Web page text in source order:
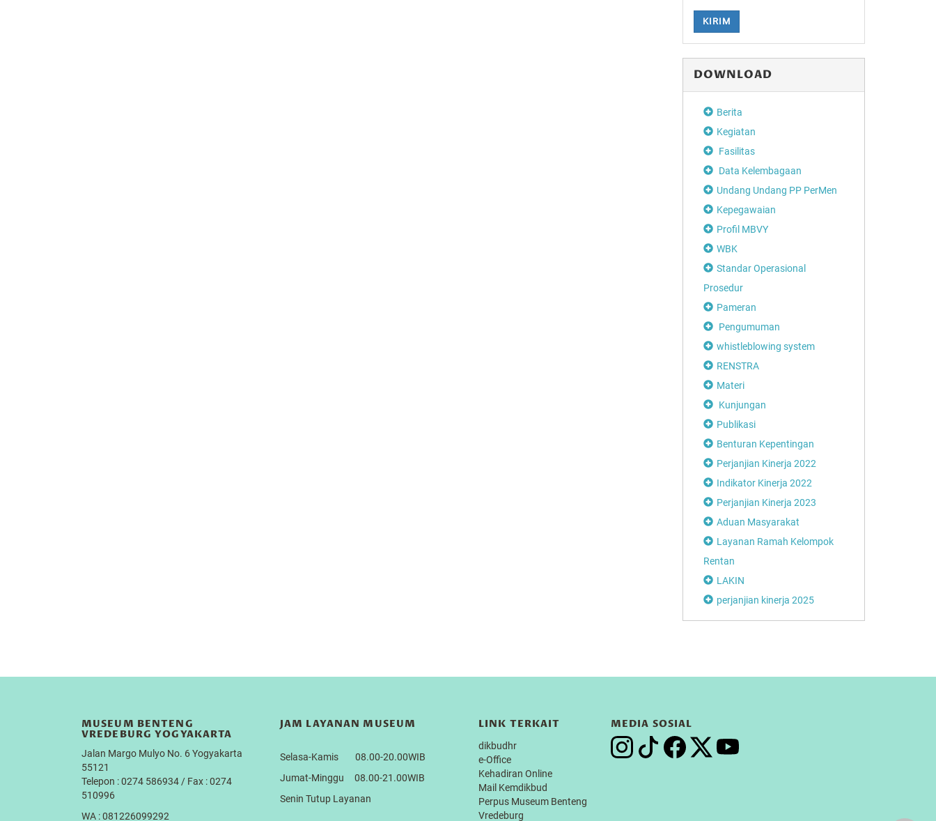
KIRIM
DOWNLOAD
Berita
Kegiatan
Fasilitas
Data Kelembagaan
Undang Undang PP PerMen
Kepegawaian
Profil MBVY
WBK
Standar Operasional
Prosedur
Pameran
Pengumuman
whistleblowing system
RENSTRA
Materi
Kunjungan
Publikasi
Benturan Kepentingan
Perjanjian Kinerja 2022
Indikator Kinerja 2022
Perjanjian Kinerja 2023
Aduan Masyarakat
Layanan Ramah Kelompok
Rentan
LAKIN
perjanjian kinerja 2025
MUSEUM BENTENG
VREDEBURG YOGYAKARTA
Jalan Margo Mulyo No. 6 Yogyakarta
55121
Telepon : 0274 586934 / Fax : 0274
510996
WA : 081226099292
JAM LAYANAN MUSEUM
Selasa-Kamis 08.00-20.00WIB
Jumat-Minggu 08.00-21.00WIB
Senin Tutup Layanan
LINK TERKAIT
dikbudhr
e-Office
Kehadiran Online
Mail Kemdikbud
Perpus Museum Benteng
Vredeburg
MEDIA SOSIAL